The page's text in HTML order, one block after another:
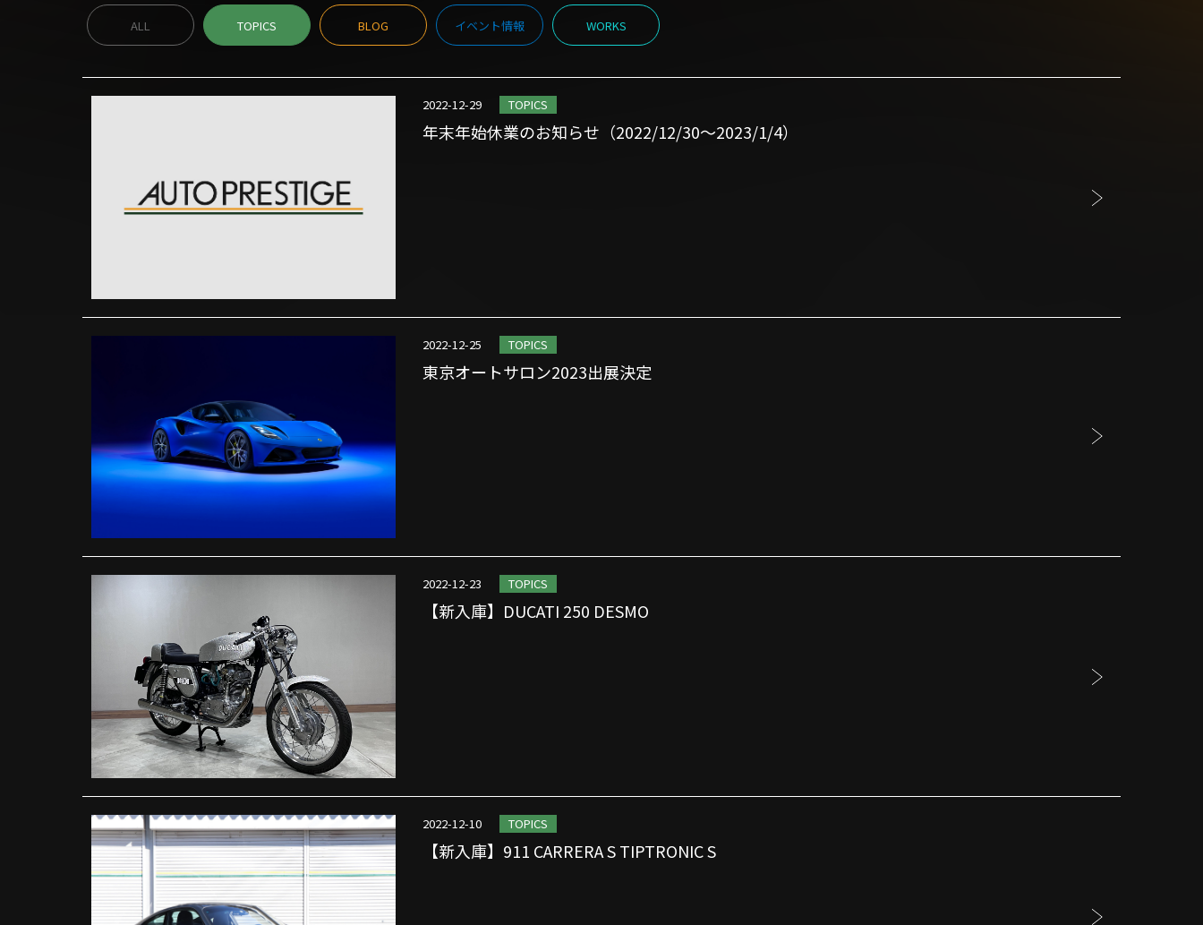
ALL TOPICS BLOG イベント情報 WORKS
2022-12-29 TOPICS
年末年始休業のお知らせ（2022/12/30～2023/1/4）
2022-12-25 TOPICS
東京オートサロン2023出展決定
2022-12-23 TOPICS
【新入庫】DUCATI 250 DESMO
2022-12-10 TOPICS
【新入庫】911 CARRERA S TIPTRONIC S